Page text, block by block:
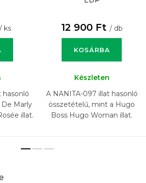
/ ks
hasonló
Marly
illat.
12 900 Ft / db
KOSÁRBA
Készleten
A NANITA-097 illat hasonló
összetételű, mint a Hugo
Boss Hugo Woman illat.